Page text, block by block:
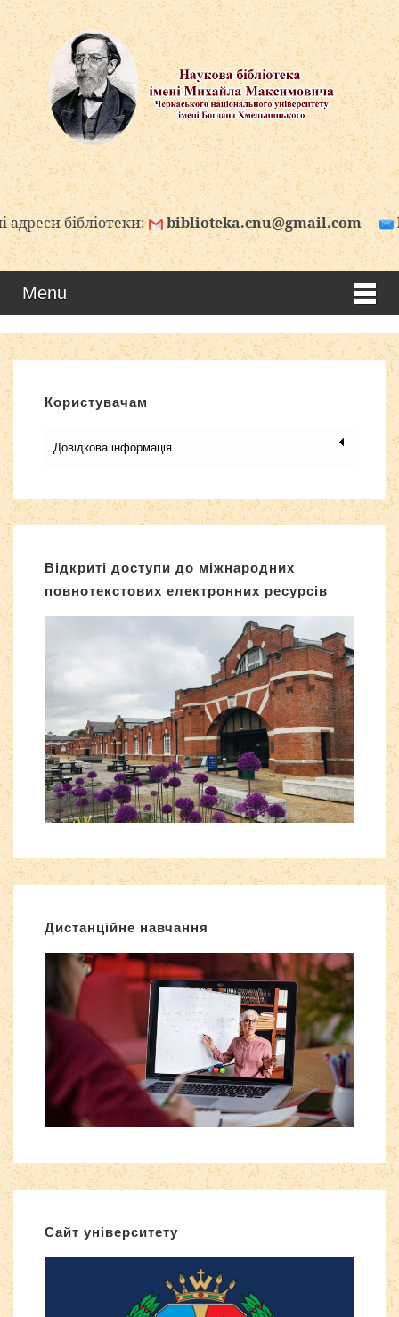
biblioteka.cnu@gmail.com
Menu
Користувачам
Довідкова інформація
Відкриті доступи до міжнародних
повнотекстових електронних ресурсів
Дистанційне навчання
Сайт університету